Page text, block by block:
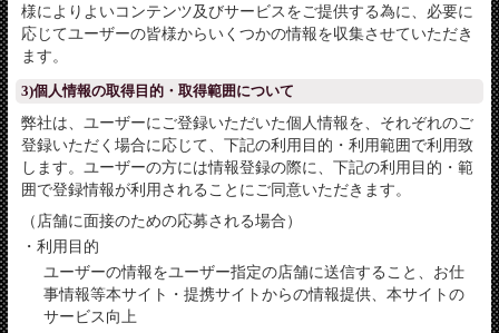
様によりよいコンテンツ及びサービスをご提供する為に、必要に
応じてユーザーの皆様からいくつかの情報を収集させていただき
ます。
3)個人情報の取得目的・取得範囲について
弊社は、ユーザーにご登録いただいた個人情報を、それぞれのご
登録いただく場合に応じて、下記の利用目的・利用範囲で利用致
します。ユーザーの方には情報登録の際に、下記の利用目的・範
囲で登録情報が利用されることにご同意いただきます。
（店舗に面接のための応募される場合）
・利用目的
ユーザーの情報をユーザー指定の店舗に送信すること、お仕
事情報等本サイト・提携サイトからの情報提供、本サイトの
サービス向上